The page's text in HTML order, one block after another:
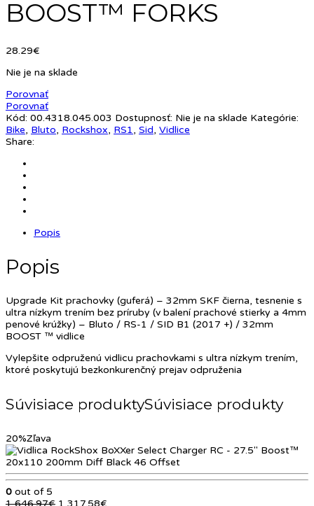
BOOST™ FORKS
28.29€
Nie je na sklade
Porovnať
Porovnať
Kód: 00.4318.045.003 Dostupnosť: Nie je na sklade Kategórie:
Bike, Bluto, Rockshox, RS1, Sid, Vidlice
Share:
Popis
Popis
Upgrade Kit prachovky (guferá) – 32mm SKF čierna, tesnenie s
ultra nízkym trením bez príruby (v balení prachové stierky a 4mm
penové krúžky) – Bluto / RS-1 / SID B1 (2017 +) / 32mm
BOOST ™ vidlice
Vylepšite odpruženú vidlicu prachovkami s ultra nízkym trením,
ktoré poskytujú bezkonkurenčný prejav odpruženia
Súvisiace produkty
20%Zľava
0 out of 5
Pôvodná